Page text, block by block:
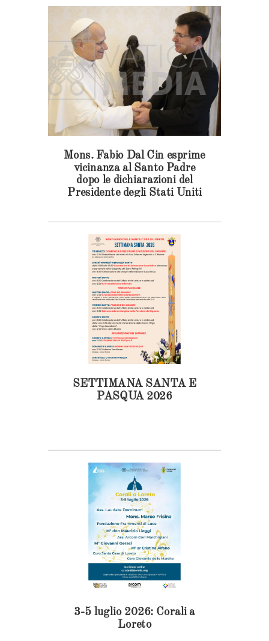
Mons. Fabio Dal Cin esprime
vicinanza al Santo Padre
dopo le dichiarazioni del
Presidente degli Stati Uniti
SETTIMANA SANTA E
PASQUA 2026
3-5 luglio 2026: Corali a
Loreto